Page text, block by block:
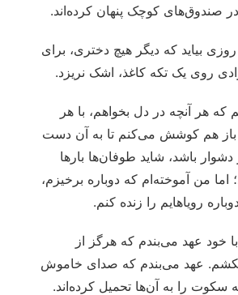
صندوق‌های کوچک پنهان کرده‌اند.
بیاید که دیگر هیچ دختری، برای
روی یک تکه کاغذ، اشک نریزد.
هر آنچه در دل بخواهم، با هر
باز هم کوشش می‌کنم تا به آن دست
باشد، شاید طوفان‌ها بارها
اما من آموخته‌ام که دوباره برخیزم،
رویاهایم را زنده کنم.
با خود عهد می‌بندم که هرگز از
عهد می‌بندم که صدای خاموش
سکوت را به آن‌ها تحمیل کرده‌اند.